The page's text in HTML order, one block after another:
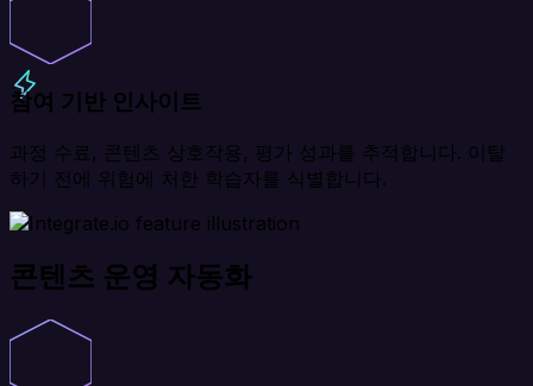
참여 기반 인사이트
과정 수료, 콘텐츠 상호작용, 평가 성과를 추적합니다. 이탈
하기 전에 위험에 처한 학습자를 식별합니다.
콘텐츠 운영 자동화